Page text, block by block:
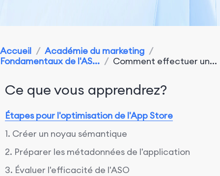
Accueil / Académie du marketing /
Fondamentaux de l'AS... / Comment effectuer un...
Ce que vous apprendrez?
Étapes pour l'optimisation de l'App Store
1. Créer un noyau sémantique
2. Préparer les métadonnées de l'application
3. Évaluer l'efficacité de l'ASO